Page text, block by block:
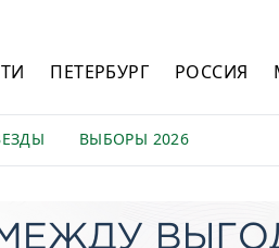
ПЕТЕРБУРГ РОССИЯ
ВЫБОРЫ 2026